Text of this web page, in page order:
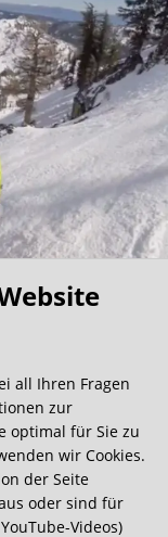
all Ihren Fragen
zur
optimal für Sie zu
wir Cookies.
der Seite
oder sind für
Videos)